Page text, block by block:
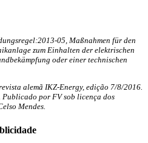
05, Maßnahmen für den
zum Einhalten der elektrischen
oder einer technischen
alemã IKZ-Energy, edição 7/8/2016.
por FV sob licença dos
Mendes.